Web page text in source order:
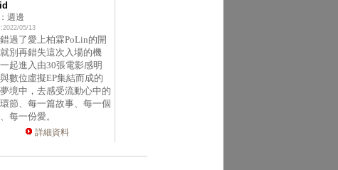
週邊
05/13
過了愛上柏霖PoLin的開
別再錯失這次入場的機
起進入由30張電影感明
數位虛擬EP集結而成的
境中，去感受流動心中的
節、每一篇故事、每一個
每一份愛。
詳細資料